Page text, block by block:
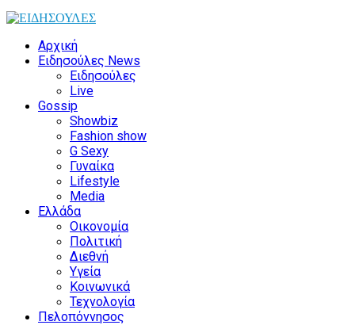
Αρχική
Ειδησούλες News
Ειδησούλες
Live
Gossip
Showbiz
Fashion show
G Sexy
Γυναίκα
Lifestyle
Media
Ελλάδα
Οικονομία
Πολιτική
Διεθνή
Υγεία
Κοινωνικά
Τεχνολογία
Πελοπόννησος